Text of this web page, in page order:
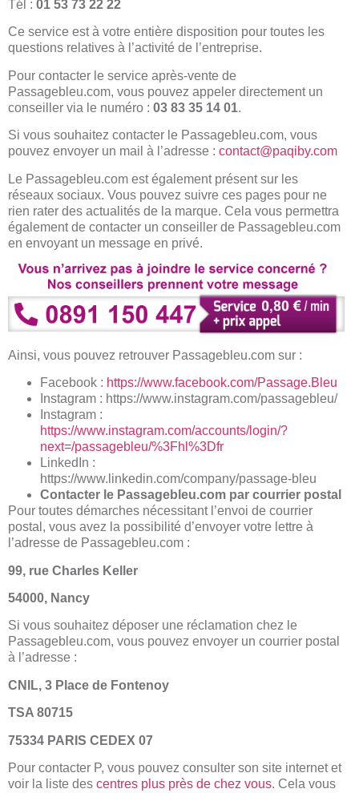
Tél : 01 53 73 22 22
Ce service est à votre entière disposition pour toutes les
questions relatives à l’activité de l’entreprise.
Pour contacter le service après-vente de
Passagebleu.com, vous pouvez appeler directement un
conseiller via le numéro : 03 83 35 14 01.
Si vous souhaitez contacter le Passagebleu.com, vous
pouvez envoyer un mail à l’adresse : contact@paqiby.com
Le Passagebleu.com est également présent sur les
réseaux sociaux. Vous pouvez suivre ces pages pour ne
rien rater des actualités de la marque. Cela vous permettra
également de contacter un conseiller de Passagebleu.com
en envoyant un message en privé.
Ainsi, vous pouvez retrouver Passagebleu.com sur :
Facebook : https://www.facebook.com/Passage.Bleu
Instagram : https://www.instagram.com/passagebleu/
Instagram :
https://www.instagram.com/accounts/login/?
next=/passagebleu/%3Fhl%3Dfr
LinkedIn :
https://www.linkedin.com/company/passage-bleu
Contacter le Passagebleu.com par courrier postal
Pour toutes démarches nécessitant l’envoi de courrier
postal, vous avez la possibilité d’envoyer votre lettre à
l’adresse de Passagebleu.com :
99, rue Charles Keller
54000, Nancy
Si vous souhaitez déposer une réclamation chez le
Passagebleu.com, vous pouvez envoyer un courrier postal
à l’adresse :
CNIL, 3 Place de Fontenoy
TSA 80715
75334 PARIS CEDEX 07
Pour contacter P, vous pouvez consulter son site internet et
voir la liste des centres plus près de chez vous. Cela vous